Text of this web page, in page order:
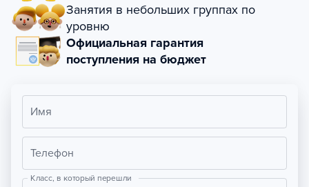
Занятия в небольших группах по
уровню
Официальная гарантия
поступления на бюджет
Имя
Телефон
Класс, в который перешли